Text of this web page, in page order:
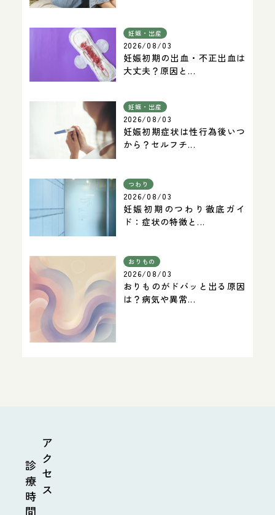
妊娠・出産
2026/08/03
妊娠初期の出血・不正出血は
大丈夫？原因と...
妊娠・出産
2026/08/03
妊娠初期症状は性行為後いつ
から？セルフチ...
つわり
2026/08/03
妊娠初期のつわり徹底ガイ
ド：症状の特徴と...
おりもの
2026/08/03
おりものがドバッと出る原因
は？病気や異常...
アクセス
診療時間